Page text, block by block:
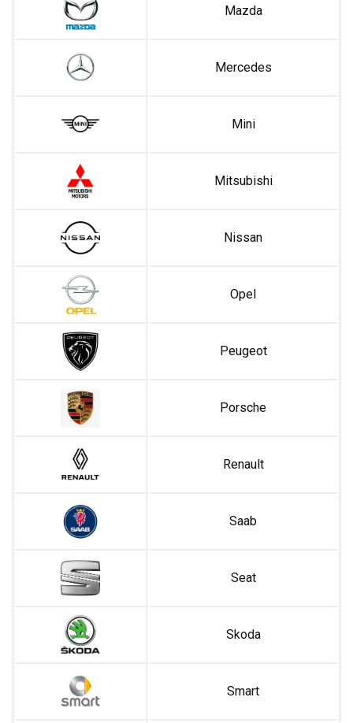
Mazda
Mercedes
Mini
Mitsubishi
Nissan
Opel
Peugeot
Porsche
Renault
Saab
Seat
Skoda
Smart